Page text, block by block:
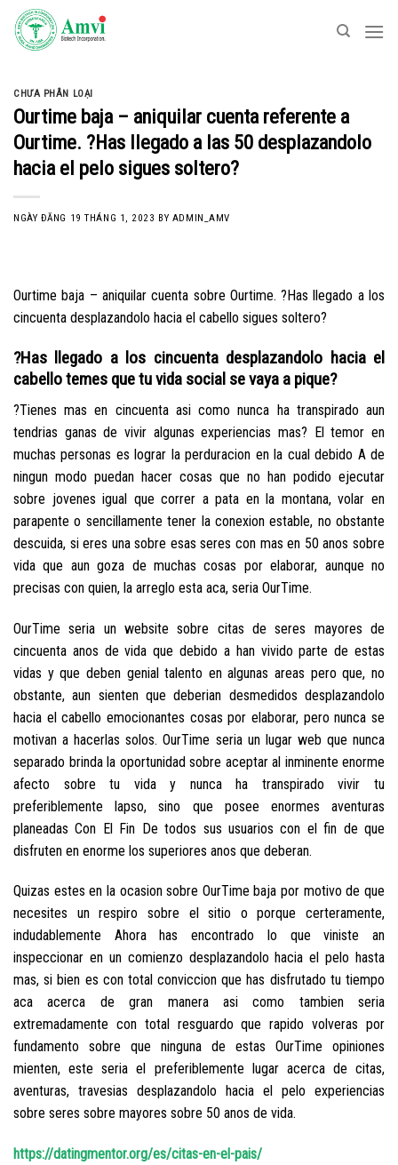
Skip
content
CHƯA PHÂN LOẠI
Ourtime baja – aniquilar cuenta referente a
Ourtime. ?Has llegado a las 50 desplazandolo
hacia el pelo sigues soltero?
NGÀY ĐĂNG 19 THÁNG 1, 2023 BY ADMIN_AMV
Ourtime baja – aniquilar cuenta sobre Ourtime. ?Has llegado a los
cincuenta desplazandolo hacia el cabello sigues soltero?
?Has llegado a los cincuenta desplazandolo hacia el
cabello temes que tu vida social se vaya a pique?
?Tienes mas en cincuenta asi­ como nunca ha transpirado aun
tendri­as ganas de vivir algunas experiencias mas? El temor en
muchas personas es lograr la perduracion en la cual debido A de
ningun modo puedan hacer cosas que no han podido ejecutar
sobre jovenes igual que correr a pata en la montana, volar en
parapente o sencillamente tener la conexion estable, no obstante
descuida, si eres una sobre esas seres con mas en 50 anos sobre
vida que aun goza de muchas cosas por elaborar, aunque no
precisas con quien, la arreglo esta aca, seri­a OurTime.
OurTime seri­a un website sobre citas de seres mayores de
cincuenta anos de vida que debido a han vivido parte de estas
vidas y que deben genial talento en algunas areas pero que, no
obstante, aun sienten que deberi­an desmedidos desplazandolo
hacia el cabello emocionantes cosas por elaborar, pero nunca se
motivan a hacerlas solos. OurTime seri­a un lugar web que nunca
separado brinda la oportunidad sobre aceptar al inminente enorme
afecto sobre tu vida y nunca ha transpirado vivir tu
preferiblemente lapso, sino que posee enormes aventuras
planeadas Con El Fin De todos sus usuarios con el fin de que
disfruten en enorme los superiores anos que deberan.
Quizas estes en la ocasion sobre OurTime baja por motivo de que
necesites un respiro sobre el sitio o porque certeramente,
indudablemente Ahora has encontrado lo que viniste an
inspeccionar en un comienzo desplazandolo hacia el pelo hasta
mas, si bien es con total conviccion que has disfrutado tu tiempo
aca acerca de gran manera asi­ como tambien seri­a
extremadamente con total resguardo que rapido volveras por
fundamento sobre que ninguna de estas OurTime opiniones
mienten, este seri­a el preferiblemente lugar acerca de citas,
aventuras, travesias desplazandolo hacia el pelo experiencias
sobre seres sobre mayores sobre 50 anos de vida.
https://datingmentor.org/es/citas-en-el-pais/